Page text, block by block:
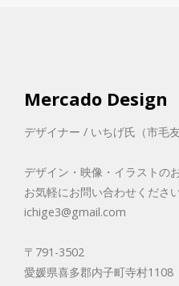
Mercado Design
デザイナー / いちげ氏（市毛友
デザイン・映像・イラストの
お気軽にお問い合わせください
ichige3@gmail.com
〒791-3502
愛媛県喜多郡内子町寺村1108